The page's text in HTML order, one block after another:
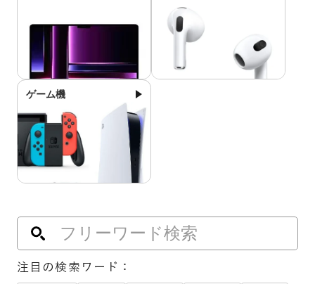
ゲーム機
注目の検索ワード：